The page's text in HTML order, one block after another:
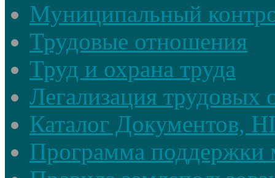
Муниципальный
Трудовые отношения
Труд и охрана труда
Легализация трудовых
Каталог Документов,
Программа поддержки